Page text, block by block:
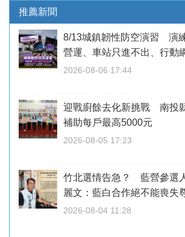
推薦新聞
8/13城鎮韌性防空演習 演
營運、車站只進不出、行動
2026-08-06 17:44
迎戰廚餘去化新挑戰 南投
補助每戶最高5000元
2026-08-05 17:23
竹北選情告急？ 藍營參選
麗文：藍白合作絕不能喪失
2026-08-04 11:28